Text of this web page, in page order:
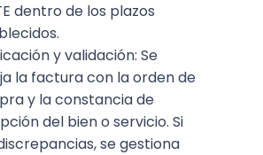
dentro de los plazos
y validación: Se
la factura con la orden de
y la constancia de
del bien o servicio. Si
se gestiona